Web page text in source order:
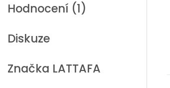
Hodnocení (1)
Diskuze
Značka LATTAFA